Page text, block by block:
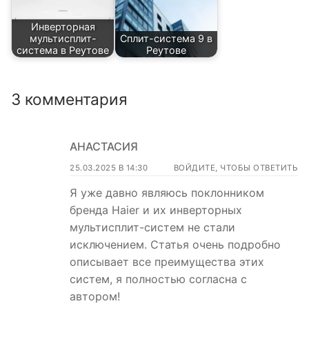
Инверторная
мультисплит-
система в Реутове
Сплит-система 9 в
Реутове
3 комментария
АНАСТАСИЯ
25.03.2025 В 14:30 ВОЙДИТЕ, ЧТОБЫ ОТВЕТИТЬ
Я уже давно являюсь поклонником
бренда Haier и их инверторных
мультисплит-систем не стали
исключением. Статья очень подробно
описывает все преимущества этих
систем, я полностью согласна с
автором!